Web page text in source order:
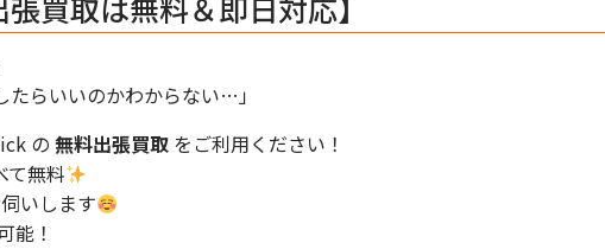
たらいいのかわからない…」
の 無料出張買取 をご利用ください！
て無料
いします
能！